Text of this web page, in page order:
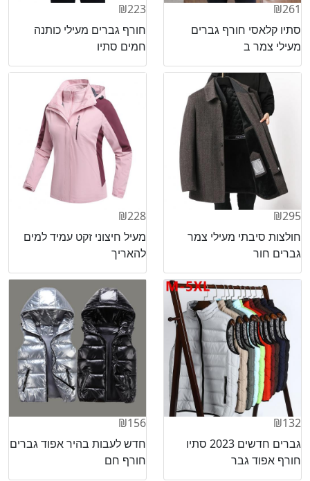
₪261
סתיו קלאסי חורף גברים
מעילי צמר ב
₪223
חורף גברים מעילי כותנה
חמים סתיו
₪295
חולצות סיבתי מעילי צמר
גברים חור
₪228
מעיל חיצוני זקט עמיד למים
להאריך
₪132
גברים חדשים 2023 סתיו
חורף אפוד גבר
₪156
חדש לעבות בהיר אפוד גברים
חורף חם